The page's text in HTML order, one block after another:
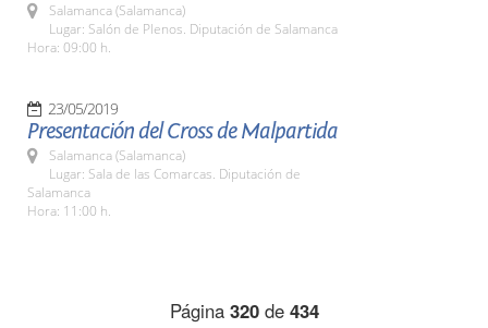
Salamanca (Salamanca)
Lugar: Salón de Plenos. Diputación de Salamanca
Hora: 09:00 h.
23/05/2019
Presentación del Cross de Malpartida
Salamanca (Salamanca)
Lugar: Sala de las Comarcas. Diputación de
Salamanca
Hora: 11:00 h.
Página 320de 434